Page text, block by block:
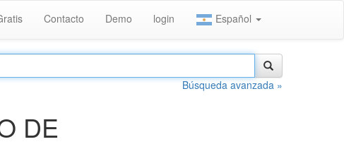
Contacto Demo login Español
Búsqueda avanzada »
DE